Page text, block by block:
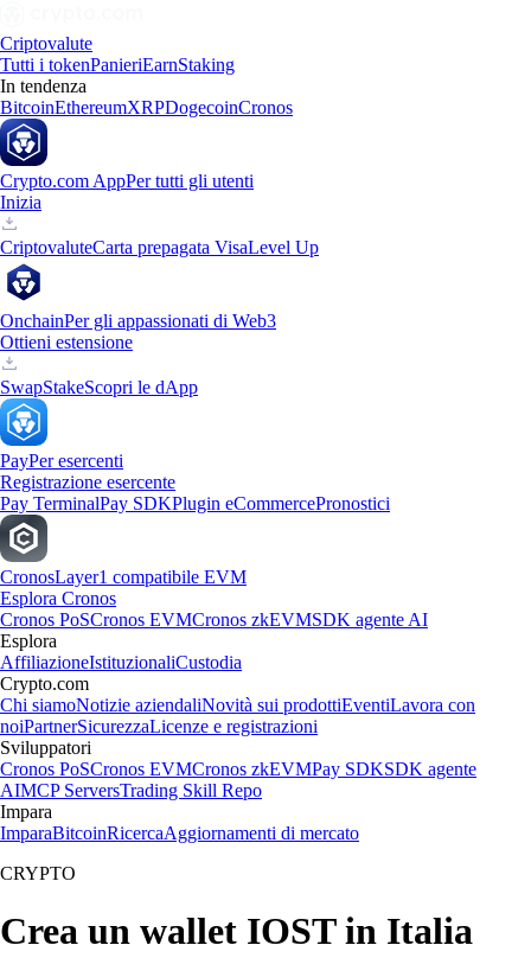
Criptovalute
Tutti i tokenPanieriEarnStaking
In tendenza
BitcoinEthereumXRPDogecoinCronos
Crypto.com AppPer tutti gli utenti
Inizia
CriptovaluteCarta prepagata VisaLevel Up
OnchainPer gli appassionati di Web3
Ottieni estensione
SwapStakeScopri le dApp
PayPer esercenti
Registrazione esercente
Pay TerminalPay SDKPlugin eCommercePronostici
CronosLayer1 compatibile EVM
Esplora Cronos
Cronos PoSCronos EVMCronos zkEVMSDK agente AI
Esplora
AffiliazioneIstituzionaliCustodia
Crypto.com
Chi siamoNotizie aziendaliNovità sui prodottiEventiLavora con
noiPartnerSicurezzaLicenze e registrazioni
Sviluppatori
Cronos PoSCronos EVMCronos zkEVMPay SDKSDK agente
AIMCP ServersTrading Skill Repo
Impara
ImparaBitcoinRicercaAggiornamenti di mercato
CRYPTO
Crea un wallet IOST in Italia